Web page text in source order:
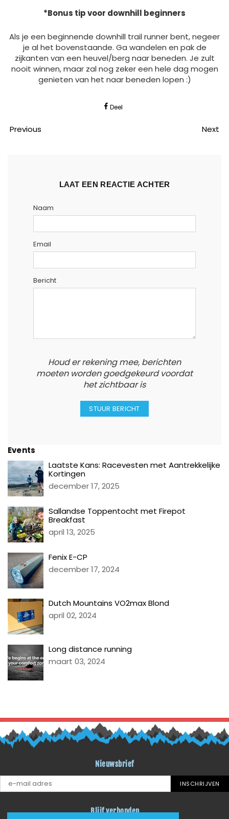
*Bonus tip voor downhill beginners
Als je een beginnende downhill trail runner bent, negeer
je al het bovenstaande. Ga wandelen en pak de
zijkanten van een heuvel/berg naar beneden. Je zult
nooit winnen, maar zal nog zeker een hele dag mogen
genieten van het naar beneden lopen :)
Deel
Previous Next
LAAT EEN REACTIE ACHTER
Naam
Email
Bericht
Houd er rekening mee, berichten
moeten worden goedgekeurd voordat
het zichtbaar is
Events
Laatste Kans: Racevesten met Aantrekkelijke
Kortingen
december 17, 2025
Sallandse Toppentocht met Firepot
Breakfast
april 13, 2025
Fenix E-CP
december 17, 2024
Dutch Mountains VO2max Blond
april 02, 2024
Long distance running
maart 03, 2024
TERUG NAAR BLOG LITI
Nieuwsbrief
INSCHRIJVEN
Blijf verbonden